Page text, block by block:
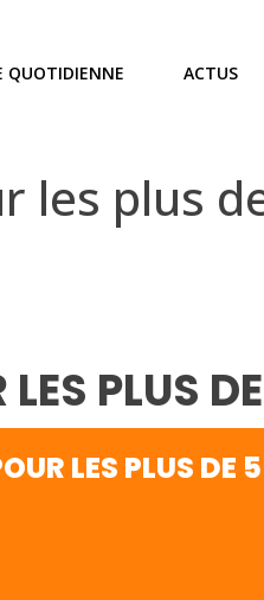
QUOTIDIENNE ACTUS
les plus
PLUS
LES PLUS DE